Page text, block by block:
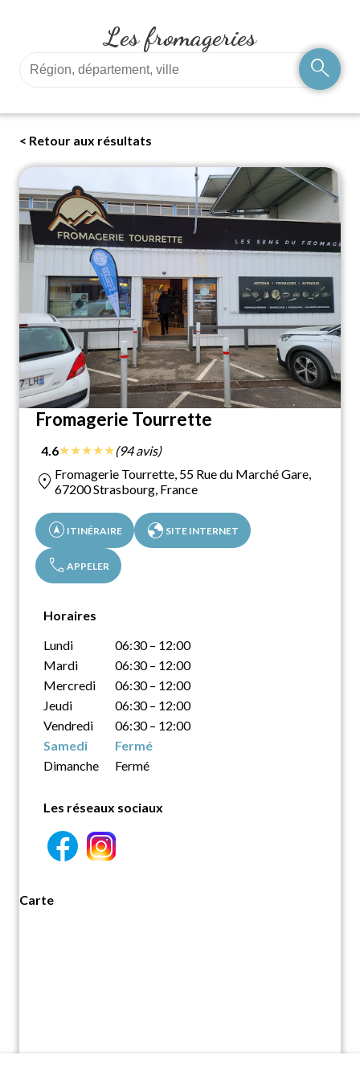
Les fromageries
search
< Retour aux résultats
Fromagerie Tourrette
4.6★★★★★(94 avis)
location_on Fromagerie Tourrette, 55 Rue du Marché Gare,
67200 Strasbourg, France
assistant_navigation ITINÉRAIRE globe SITE INTERNET
call APPELER
Horaires
Lundi
06:30 – 12:00
Mardi
06:30 – 12:00
Mercredi
06:30 – 12:00
Jeudi
06:30 – 12:00
Vendredi
06:30 – 12:00
Samedi
Fermé
Dimanche
Fermé
Les réseaux sociaux
Carte